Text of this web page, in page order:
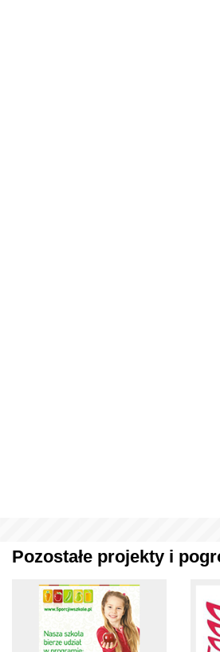
Pozostałe projekty i